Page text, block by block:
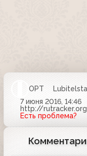
ОРТ
7 июня 2016, 14:46
http://
Есть проблема?